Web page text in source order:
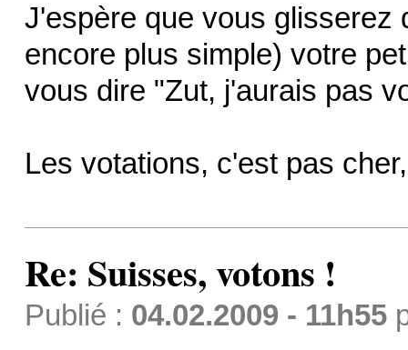
J'espère que vous glisserez
encore plus simple) votre
vous dire "Zut, j'aurais pas
Les votations, c'est pas
Re: Suisses, votons !
Publié : 04.02.2009 - 11h55